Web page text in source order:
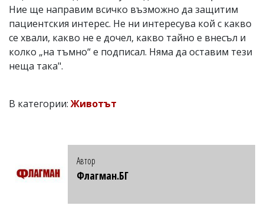
Ние ще направим всичко възможно да защитим
пациентския интерес. Не ни интересува кой с какво
се хвали, какво не е дочел, какво тайно е внесъл и
колко „на тъмно“ е подписал. Няма да оставим тези
неща така".
В категории:Животът
Автор
Флагман.БГ